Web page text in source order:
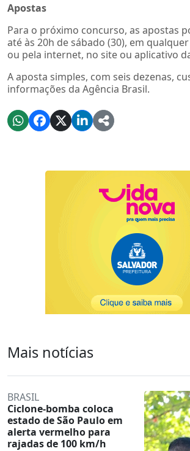
Apostas
Para o próximo concurso, as apostas
até às 20h de sábado (30), em
ou pela internet, no site ou aplicativo
A aposta simples, com seis dezenas,
informações da Agência Brasil.
Mais notícias
BRASIL
Ciclone-bomba coloca
estado de São Paulo em
alerta vermelho para
rajadas de 100 km/h